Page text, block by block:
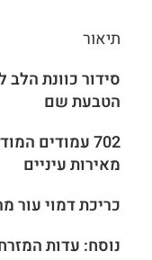
תיאור
סידורכוונת הלב
הטבעת שם
702 עמודים
מאירות עיניים
כריכת דמוי עור
נוסח: עדות